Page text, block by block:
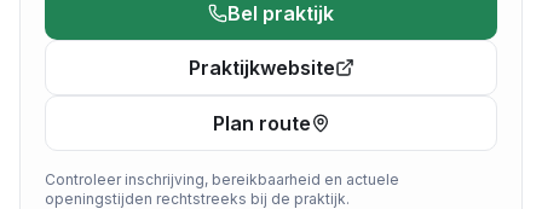
Bel praktijk
Praktijkwebsite
Plan route
Controleer inschrijving, bereikbaarheid en actuele
openingstijden rechtstreeks bij de praktijk.